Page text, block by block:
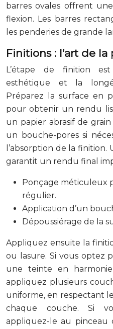
barres ovales offrent
flexion. Les barres
les penderies de grande
Finitions : l’art de
L’étape de finition
esthétique et la
Préparez la surface en
pour obtenir un rendu
un papier abrasif de
un bouche-pores si
l’absorption de la
garantit un rendu final
Ponçage méticuleux
régulier.
Application d’un
Dépoussiérage de la
Appliquez ensuite la
ou lasure. Si vous optez
une teinte en
appliquez plusieurs
uniforme, en respectant
chaque couche. Si
appliquez-le au pinceau